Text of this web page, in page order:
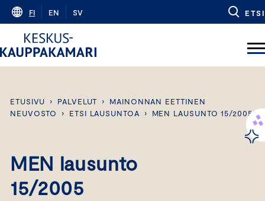
Skip
content
FI EN SV ETSI
ETUSIVU › PALVELUT ›
MAINONNAN EETTINEN
NEUVOSTO
› ETSI LAUSUNTOA › MEN LAUSUNTO 15/2005
MEN lausunto
15/2005